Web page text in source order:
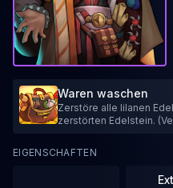
Waren waschen
Zerstöre alle lilanen
zerstörten Edelstein.
EIGENSCHAFTEN